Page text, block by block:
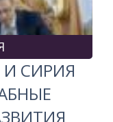
И СИРИЯ